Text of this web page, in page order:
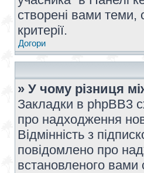
створені вами теми,
критерії.
Догори
» У чому різниця
Закладки в phpBB3
про надходження
Відмінність з
повідомлено про
встановленого вами